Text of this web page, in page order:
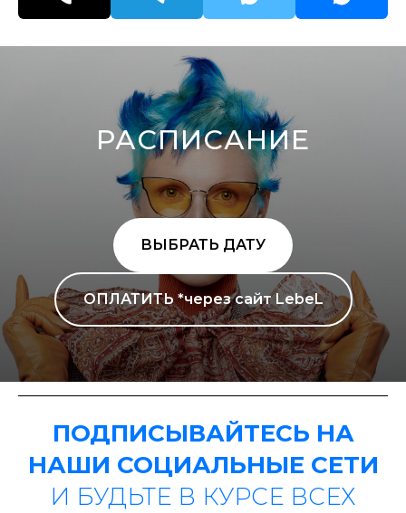
РАСПИСАНИЕ
ВЫБРАТЬ ДАТУ
ОПЛАТИТЬ *через сайт LebeL
ПОДПИСЫВАЙТЕСЬ НА
НАШИ СОЦИАЛЬНЫЕ СЕТИ
И БУДЬТЕ В КУРСЕ ВСЕХ